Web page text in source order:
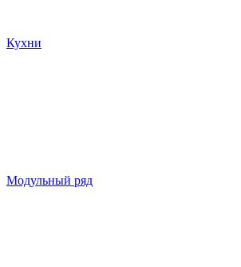
Кухни
Модульный ряд